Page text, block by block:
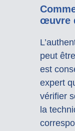
œuvre
peut
est
expert
vérifier
la